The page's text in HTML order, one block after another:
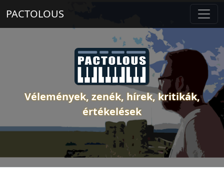
PACTOLOUS
Vélemények, zenék, hírek, kritikák,
értékelések